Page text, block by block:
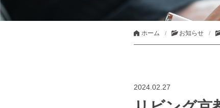
ホーム お知らせ
2024.02.27